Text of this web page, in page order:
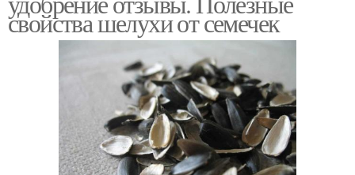
свойства шелухи от семечек